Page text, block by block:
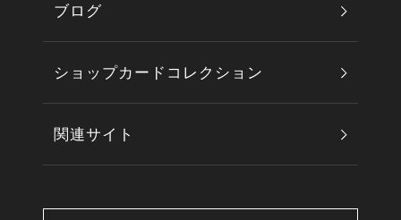
ブログ
ショップカードコレクション
関連サイト